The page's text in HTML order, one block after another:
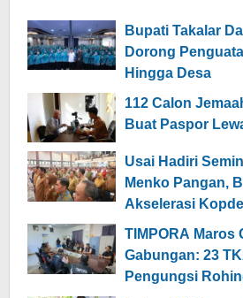
Bupati Takalar
Dorong
Hingga Desa
112 Calon
Buat Paspor
Usai Hadiri
Menko Pangan,
Akselerasi
TIMPORA Maros
Gabungan: 23
Pengungsi